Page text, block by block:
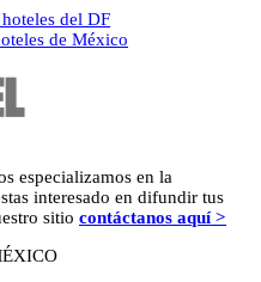
del DF
de México
especializamos en la
interesado en difundir tus
sitio contáctanos aquí >